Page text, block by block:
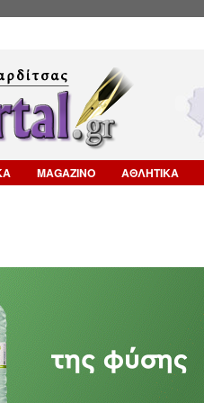
MAGAZINO ΑΘΛΗΤΙΚΑ